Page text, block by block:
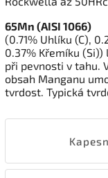
65Mn (AISI 1066)
(0.71% Uhlíku (C),
0.37% Křemíku
při pevnosti v tahu.
obsah Manganu
tvrdost. Typická